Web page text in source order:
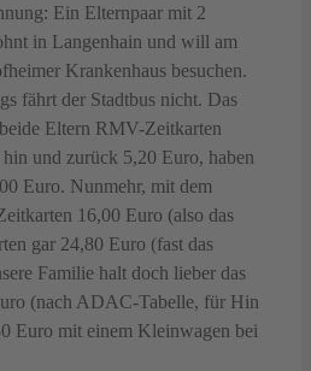
Ein Elternpaar mit 2
in Langenhain und will am
Krankenhaus besuchen.
fährt der Stadtbus nicht. Das
Eltern RMV-Zeitkarten
und zurück 5,20 Euro, haben
Euro. Nunmehr, mit dem
16,00 Euro (also das
gar 24,80 Euro (fast das
Familie halt doch lieber das
(nach ADAC-Tabelle, für Hin
Euro mit einem Kleinwagen bei